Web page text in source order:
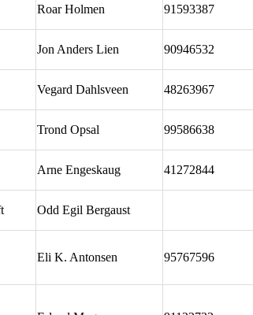
Roar Holmen 91593387
Jon Anders Lien 90946532
Vegard Dahlsveen 48263967
Trond Opsal 99586638
Arne Engeskaug 41272844
Odd Egil Bergaust
Eli K. Antonsen 95767596